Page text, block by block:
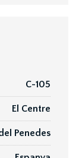
C-105
El Centre
Penedes